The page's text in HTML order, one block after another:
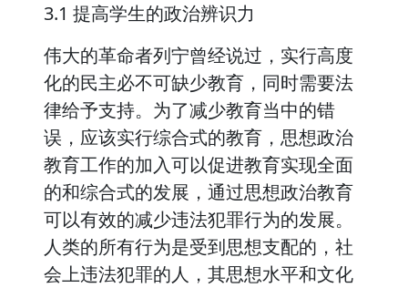
3.1 提高学生的政治辨识力
伟大的革命者列宁曾经说过，实行高度
化的民主必不可缺少教育，同时需要法
律给予支持。为了减少教育当中的错
误，应该实行综合式的教育，思想政治
教育工作的加入可以促进教育实现全面
的和综合式的发展，通过思想政治教育
可以有效的减少违法犯罪行为的发展。
人类的所有行为是受到思想支配的，社
会上违法犯罪的人，其思想水平和文化